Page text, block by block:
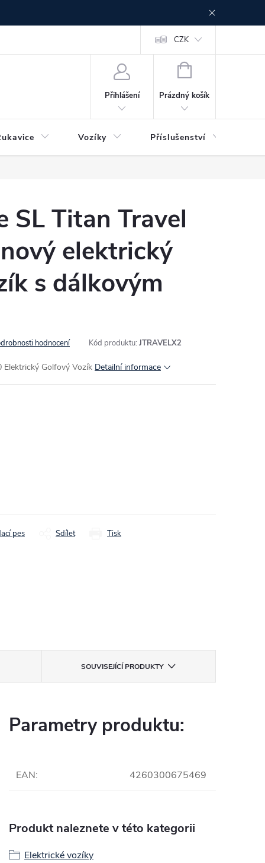
CZK
Přihlášení
NÁKUPNÍ
Prázdný košík
Vozíky Příslušenství
SL Titan Travel
elektrický
s dálkovým
hodnocení Kód produktu: JTRAVELX2
Elektrický Golfový Vozík Detailní informace
Tisk
pes Sdílet
SOUVISEJÍCÍ PRODUKTY
Parametry produktu:
EAN: 4260300675469
Produkt naleznete v této kategorii
Elektrické vozíky